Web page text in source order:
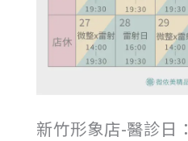
新竹形象店-醫診日：